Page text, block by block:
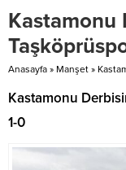
Kastamonu
Anasayfa » Manşet »
Kastamonu
1-0